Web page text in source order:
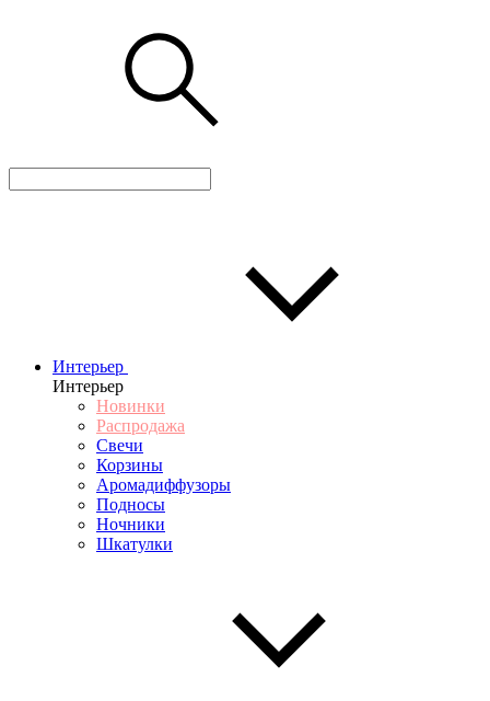
Интерьер
Интерьер
Новинки
Распродажа
Свечи
Корзины
Аромадиффузоры
Подносы
Ночники
Шкатулки